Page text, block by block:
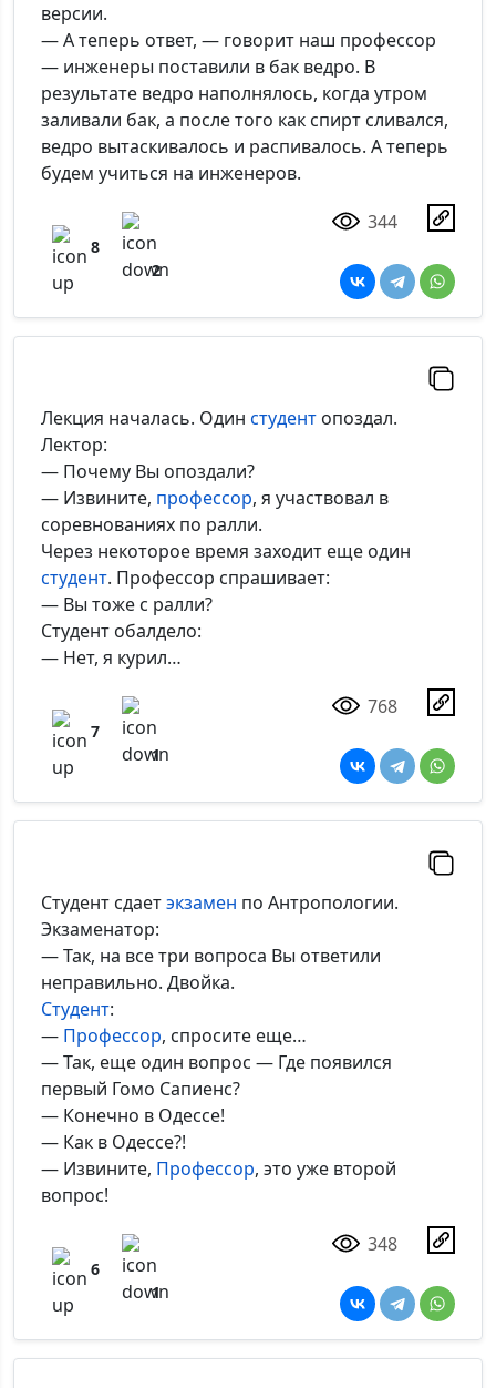
версии.
— А теперь ответ, — говорит наш профессор
— инженеры поставили в бак ведро. В
результате ведро наполнялось, когда утром
заливали бак, а после того как спирт сливался,
ведро вытаскивалось и распивалось. А теперь
будем учиться на инженеров.
8
2
344
Лекция началась. Один студент опоздал.
Лектор:
— Почему Вы опоздали?
— Извините, профессор, я участвовал в
соревнованиях по ралли.
Через некоторое время заходит еще один
студент. Профессор спрашивает:
— Вы тоже с ралли?
Студент обалдело:
— Нет, я курил…
7
1
768
Студент сдаетэкзамен по Антропологии.
Экзаменатор:
— Так, на все три вопроса Вы ответили
неправильно. Двойка.
Студент:
— Профессор, спросите еще…
— Так, еще один вопрос — Где появился
первый Гомо Сапиенс?
— Конечно в Одессе!
— Как в Одессе?!
— Извините, Профессор, это уже второй
вопрос!
6
1
348